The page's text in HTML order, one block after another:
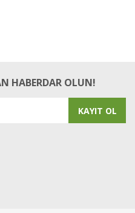
HABERDAR OLUN!
KAYIT OL